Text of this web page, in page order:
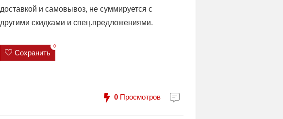
доставкой и самовывоз, не суммируется с
другими скидками и спец.предложениями.
Сохранить
0
0 Просмотров